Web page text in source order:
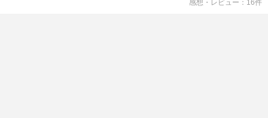
感想・レビュー
16件